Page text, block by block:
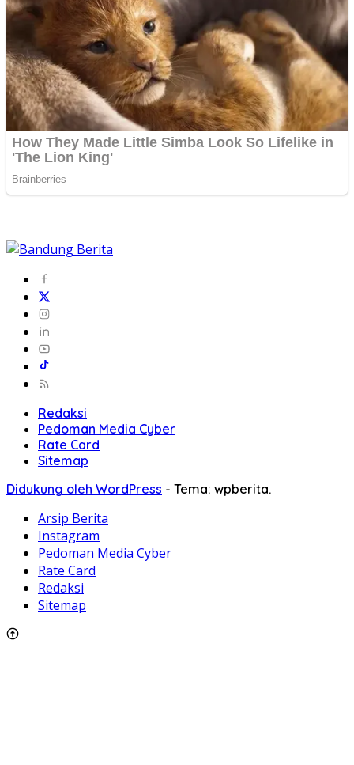
Redaksi
Pedoman Media Cyber
Rate Card
Sitemap
Didukung oleh WordPress - Tema: wpberita.
Arsip Berita
Instagram
Pedoman Media Cyber
Rate Card
Redaksi
Sitemap